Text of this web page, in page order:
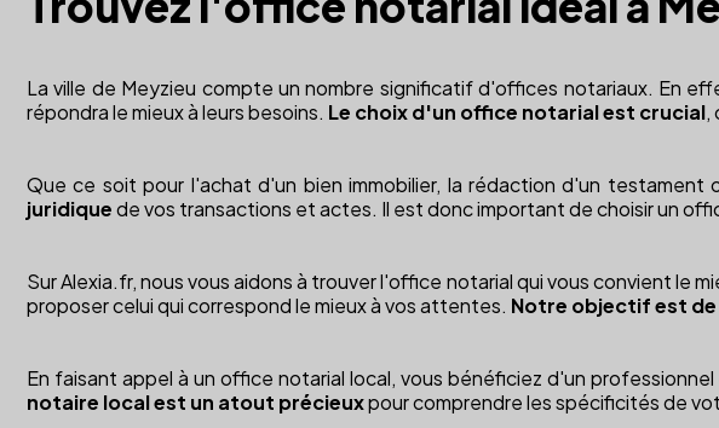
La ville de Meyzieu compte un nombre significatif d'offices notariaux. En
répondra le mieux à leurs besoins. Le choix d'un office notarial est crucial,
Que ce soit pour l'achat d'un bien immobilier, la rédaction d'un
juridiquede vos transactions et actes. Il est donc important de choisir un
Sur Alexia.fr, nous vous aidons à trouver l'office notarial qui vous convient le
proposer celui qui correspond le mieux à vos attentes. Notre objectif est
En faisant appel à un office notarial local, vous bénéficiez d'un
notaire local est un atout précieuxpour comprendre les spécificités de